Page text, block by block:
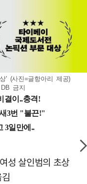
' (사진=글항아리 제공)
금지
성 살인범의 초상